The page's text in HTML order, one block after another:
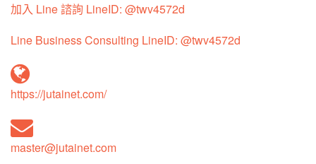
加入 Line 諮詢 LineID: @twv4572d
Line Business Consulting LineID: @twv4572d
https://jutainet.com/
master@jutainet.com